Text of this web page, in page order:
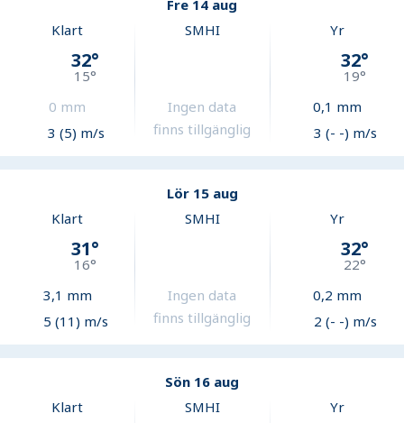
Fre 14 aug
Klart
32°
15°
0 mm
3 (5) m/s
SMHI
Ingen data
finns tillgänglig
Yr
32°
19°
0,1 mm
3 (- -) m/s
Lör 15 aug
Klart
31°
16°
3,1 mm
5 (11) m/s
SMHI
Ingen data
finns tillgänglig
Yr
32°
22°
0,2 mm
2 (- -) m/s
Sön 16 aug
Klart
SMHI Yr